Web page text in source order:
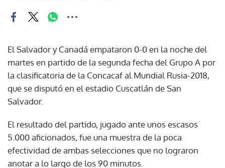
El Salvador y Canadá empataron 0-0 en la noche del
martes en partido de la segunda fecha del Grupo A por
la clasificatoria de la Concacaf al Mundial Rusia-2018,
que se disputó en el estadio Cuscatlán de San
Salvador.
El resultado del partido, jugado ante unos escasos
5.000 aficionados, fue una muestra de la poca
efectividad de ambas selecciones que no lograron
anotar a lo largo de los 90 minutos.